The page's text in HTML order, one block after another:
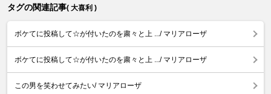
タグの関連記事( 大喜利 )
ボケてに投稿して☆が付いたのを粛々と上 .../ マリアローザ
ボケてに投稿して☆が付いたのを粛々と上 .../ マリアローザ
この男を笑わせてみたい/ マリアローザ